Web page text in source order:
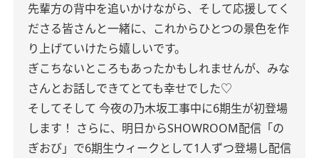
先輩方の背中を追いかけながら、そして応援してく
ださる皆さんと一緒に、これからひとつの景色を作
り上げていけたら嬉しいです。
ぎこちないところもあったかもしれませんが、みな
さんとお話しできてとても幸せでした♡
そしてそして 今夜の乃木坂工事中に6期生が初登場
します！ さらに、明日からSHOWROOM配信「の
ぎおび」で6期生ウィークとして1人ずつ登場し配信